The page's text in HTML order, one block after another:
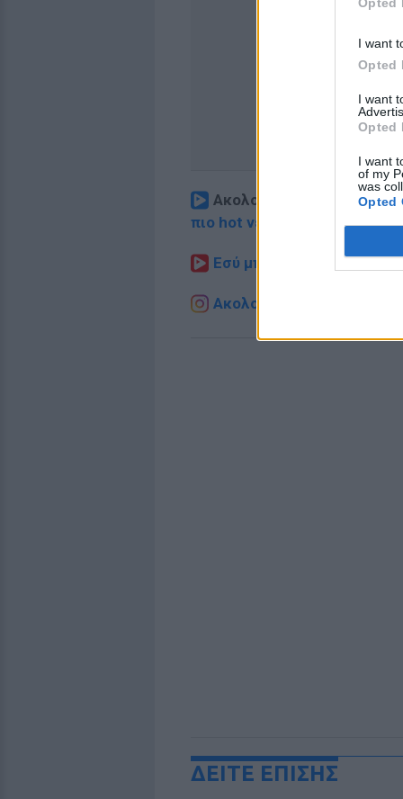
I want
Opted
I want
Opted
I want
of my
was
Opted
Ακολουθήστε το E-
πιο hot νέα
Εσύ μπήκες στο E-
Ακολουθήστε το E-
ΔΕΙΤΕ ΕΠΙΣΗΣ